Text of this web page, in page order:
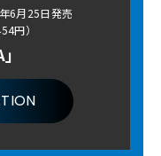
6月25日発売
円）